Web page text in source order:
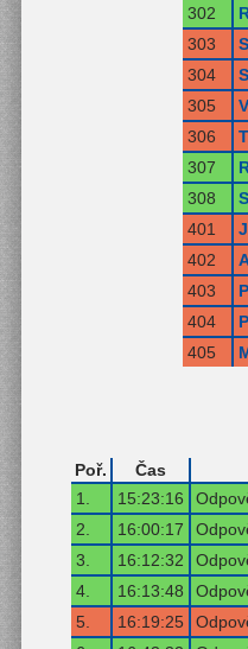
302
303
304
305
306
307
308
401
402
403
404
405
Poř.
Čas
1.
15:23:16
2.
16:00:17
3.
16:12:32
4.
16:13:48
5.
16:19:25